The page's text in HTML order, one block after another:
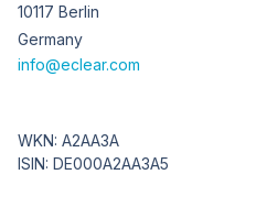
10117 Berlin
Germany
info@eclear.com
WKN: A2AA3A
ISIN: DE000A2AA3A5